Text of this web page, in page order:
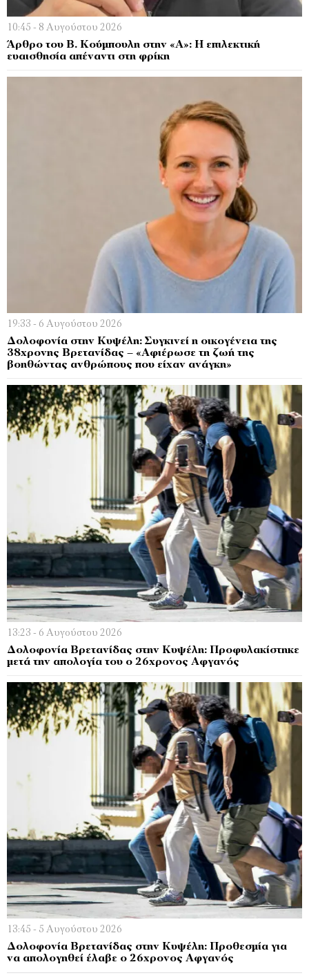
10:45 - 8 Αυγούστου 2026
Άρθρο του Β. Κούμπουλη στην «Α»: Η επιλεκτική
ευαισθησία απέναντι στη φρίκη
19:33 - 6 Αυγούστου 2026
Δολοφονία στην Κυψέλη: Συγκινεί η οικογένεια της
38χρονης Βρετανίδας – «Αφιέρωσε τη ζωή της
βοηθώντας ανθρώπους που είχαν ανάγκη»
13:23 - 6 Αυγούστου 2026
Δολοφονία Βρετανίδας στην Κυψέλη: Προφυλακίστηκε
μετά την απολογία του ο 26χρονος Αφγανός
13:45 - 5 Αυγούστου 2026
Δολοφονία Βρετανίδας στην Κυψέλη: Προθεσμία για
να απολογηθεί έλαβε ο 26χρονος Αφγανός